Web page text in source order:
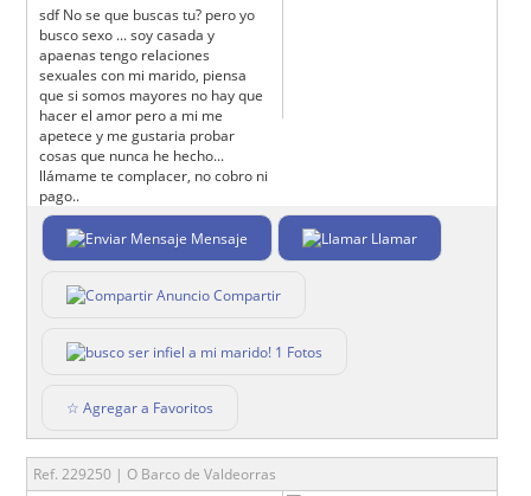
sdf No se que buscas tu? pero yo
busco sexo ... soy casada y
apaenas tengo relaciones
sexuales con mi marido, piensa
que si somos mayores no hay que
hacer el amor pero a mi me
apetece y me gustaria probar
cosas que nunca he hecho...
llámame te complacer, no cobro ni
pago..
Mensaje Llamar
Compartir
1 Fotos
☆ Agregar a Favoritos
Ref. 229250 | O Barco de Valdeorras